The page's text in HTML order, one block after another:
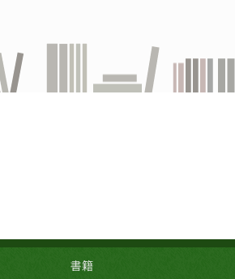
書籍